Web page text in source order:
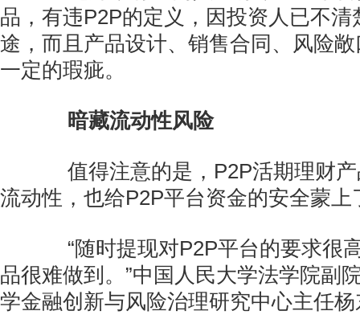
品，有违P2P的定义，因投资人已不
途，而且产品设计、销售合同、风险
一定的瑕疵。
暗藏流动性风险
值得注意的是，P2P活期理财产
流动性，也给P2P平台资金的安全蒙上
“随时提现对P2P平台的要求很
品很难做到。”中国人民大学法学院副
学金融创新与风险治理研究中心主任